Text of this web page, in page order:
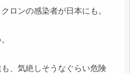
ロンの感染者が日本にも。
、気絶しそうなぐらい危険